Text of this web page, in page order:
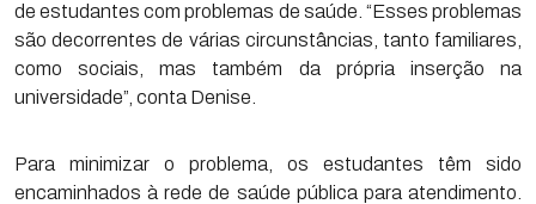
de estudantes com problemas de saúde. “Esses problemas
são decorrentes de várias circunstâncias, tanto familiares,
como sociais, mas também da própria inserção na
universidade”, conta Denise.
Para minimizar o problema, os estudantes têm sido
encaminhados à rede de saúde pública para atendimento.